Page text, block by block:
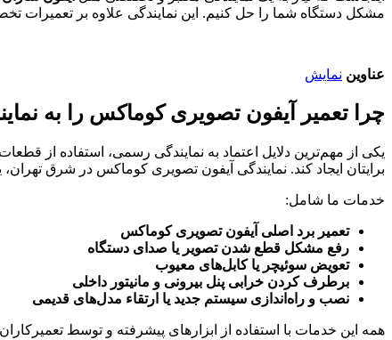
مشکل دستگاه شما را حل کنیم. این نمایندگی علاوه بر
عناوین نمایش
چرا تعمیر آیفون تصویری کوماکس را به
یکی از مهم‌ترین دلایل اعتماد به نمایندگی رسمی، استفاده از
برایتان ایجاد کند. نمایندگی آیفون تصویری کوماکس در شرق
خدمات ما شامل:
تعمیر برد اصلی آیفون تصویری کوماکس
رفع مشکل قطع شدن تصویر یا صدای دستگاه
تعویض سوئیچر یا کابل‌های معیوب
برطرف کردن خرابی پنل بیرونی و مانیتور داخلی
نصب و راه‌اندازی سیستم جدید یا ارتقاء مدل‌های قدیمی
همه این خدمات با استفاده از ابزارهای پیشرفته و توسط